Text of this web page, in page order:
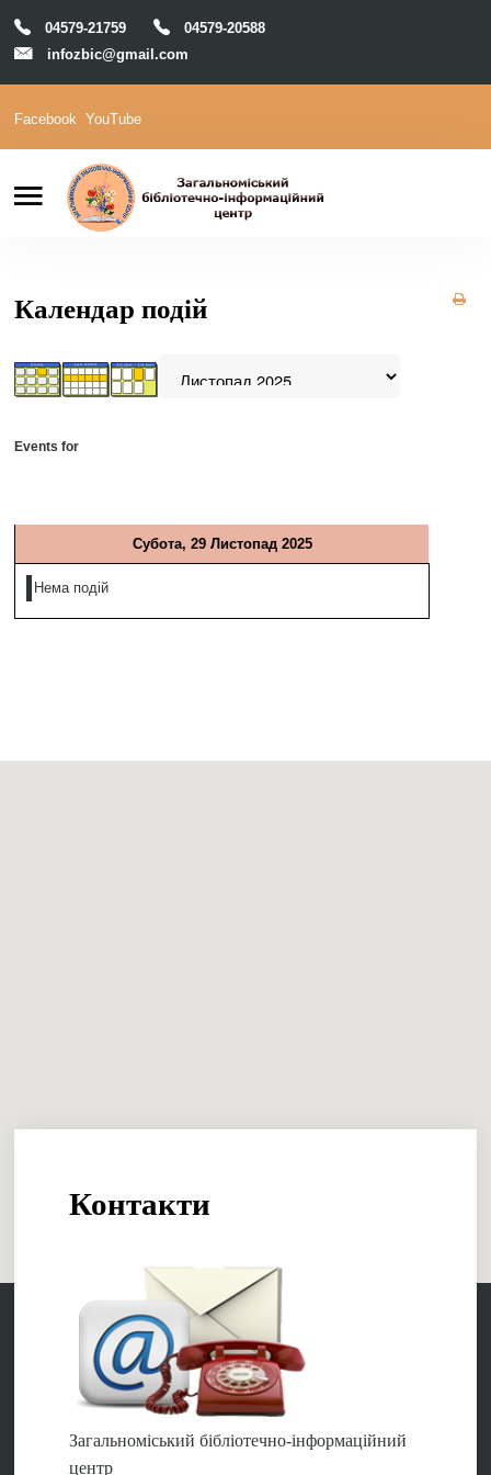
Головна
Відділи
М-Архів
Е-Каталог
04579-21759
04579-20588
infozbic@gmail.com
Пошук
Facebook YouTube
Календар подій
Events for
Субота, 29 Листопад 2025
Нема подій
Контакти
Загальноміський бібліотечно-інформаційний
центр